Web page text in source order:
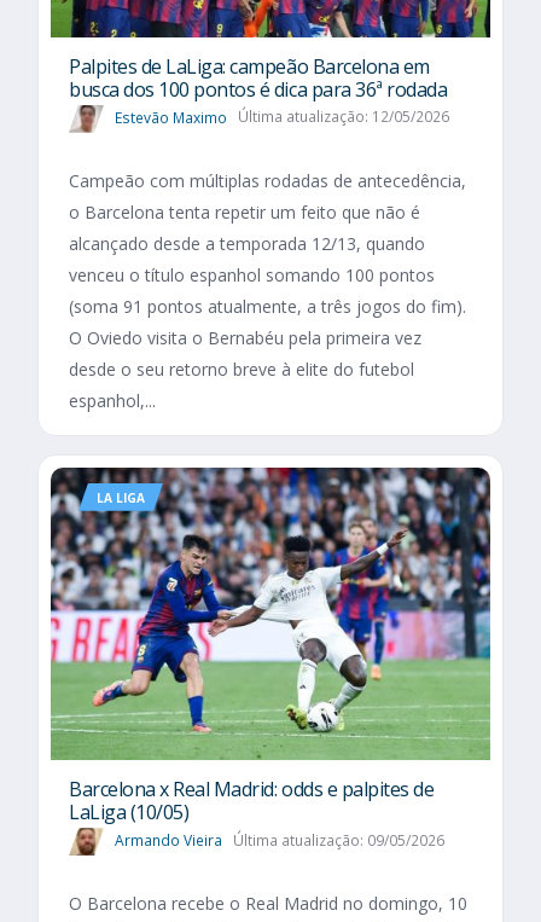
Palpites de LaLiga: campeão Barcelona em
busca dos 100 pontos é dica para 36ª rodada
Estevão Maximo Última atualização: 12/05/2026
Campeão com múltiplas rodadas de antecedência,
o Barcelona tenta repetir um feito que não é
alcançado desde a temporada 12/13, quando
venceu o título espanhol somando 100 pontos
(soma 91 pontos atualmente, a três jogos do fim).
O Oviedo visita o Bernabéu pela primeira vez
desde o seu retorno breve à elite do futebol
espanhol,...
LA LIGA
Barcelona x Real Madrid: odds e palpites de
LaLiga (10/05)
Armando Vieira Última atualização: 09/05/2026
O Barcelona recebe o Real Madrid no domingo, 10